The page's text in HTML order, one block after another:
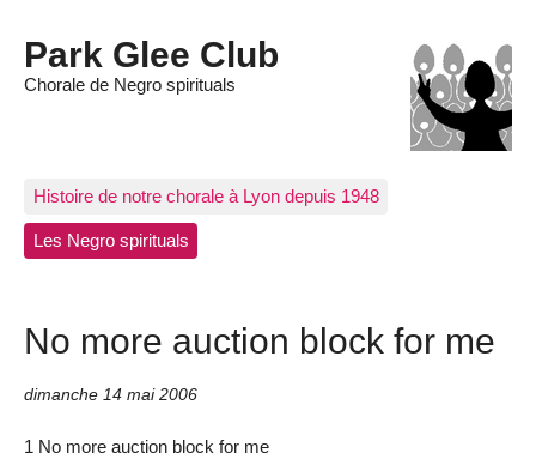
Park Glee Club
Chorale de Negro spirituals
Histoire de notre chorale à Lyon depuis 1948
Les Negro spirituals
No more auction block for me
dimanche 14 mai 2006
1 No more auction block for me